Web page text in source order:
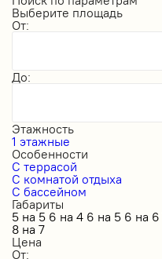
Выберите площадь
От:
До:
Этажность
1 этажные
Особенности
С террасой
С комнатой отдыха
С бассейном
Габариты
5 на 5 6 на 4 6 на 5 6 на 6
8 на 7
Цена
От: